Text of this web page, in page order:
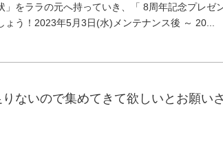
」をララの元へ持っていき、「 8周年記念プレゼ
ょう！2023年5月3日(水)メンテナンス後 ～ 20...
ないので集めてきて欲しいとお願いさ